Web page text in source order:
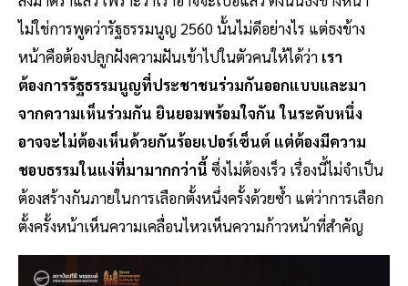
ไม่ใช่การพูดว่ารัฐธรรมนูญ 2560 นั้นไม่ดีอย่างไร แต่ธงข้าง
หน้าคือต้องปลูกฝังความฝันเข้าไปในตัวคนให้ได้ว่า เรา
ต้องการรัฐธรรมนูญที่ประชาชนร่วมกันออกแบบและมา
จากความเห็นร่วมกัน ยินยอมพร้อมใจกัน ในระดับหนึ่ง
อาจจะไม่ต้องเห็นด้วยกันร้อยเปอร์เซ็นต์ แต่ต้องมีความ
ชอบธรรมในแง่ที่มามากกว่านี้ ซึ่งไม่ต้องเร็ว เรื่องนี้ไม่จำเป็น
ต้องสร้างกันภายในการเลือกตั้งหนึ่งครั้งด้วยซ้ำ แต่ว่าการเลือก
ตั้งครั้งหน้าเห็นความเคลื่อนไหวเห็นความก้าวหน้าที่สำคัญ